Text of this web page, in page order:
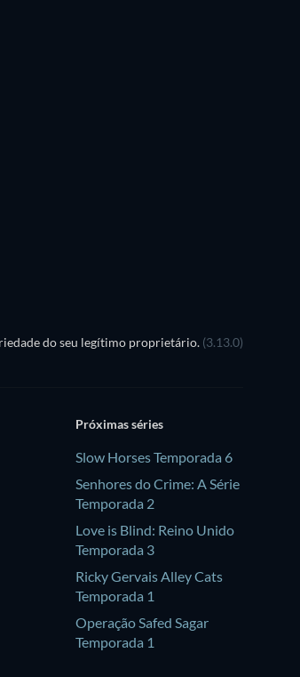
do seu legítimo proprietário. (3.13.0)
Próximas séries
Slow Horses Temporada 6
Senhores do Crime: A Série
Temporada 2
Love is Blind: Reino Unido
Temporada 3
Ricky Gervais Alley Cats
Temporada 1
Operação Safed Sagar
Temporada 1